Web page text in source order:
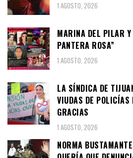
1 AGOSTO, 2026
MARINA DEL PILAR
PANTERA ROSA”
1 AGOSTO, 2026
LA SÍNDICA DE
VIUDAS DE POLICÍAS
GRACIAS
1 AGOSTO, 2026
NORMA